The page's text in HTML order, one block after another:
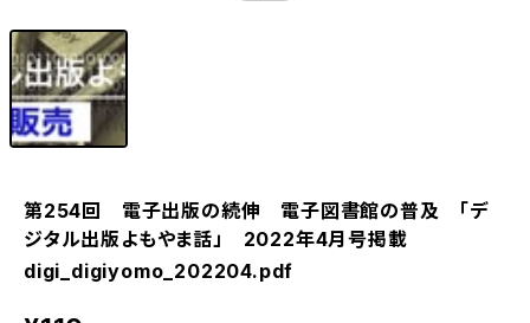
第254回 電子出版の続伸 電子図書館の普及 「デ
ジタル出版よもやま話」 2022年4月号掲載
digi_digiyomo_202204.pdf